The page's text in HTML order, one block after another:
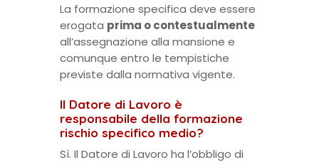
La formazione specifica deve essere
erogata prima o contestualmente
all’assegnazione alla mansione e
comunque entro le tempistiche
previste dalla normativa vigente.
Il Datore di Lavoro è
responsabile della formazione
rischio specifico medio?
Sì. Il Datore di Lavoro ha l’obbligo di